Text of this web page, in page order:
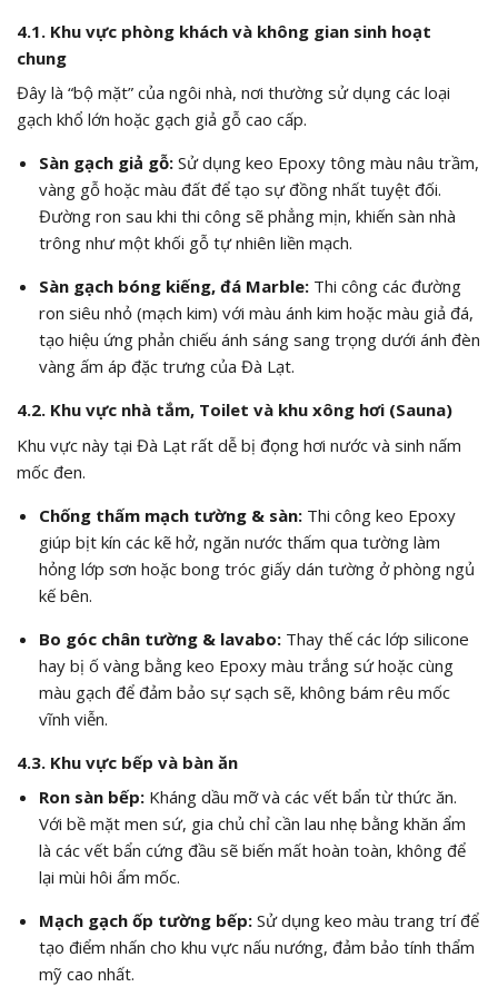
4.1. Khu vực phòng khách và không gian sinh hoạt
chung
Đây là “bộ mặt” của ngôi nhà, nơi thường sử dụng các loại
gạch khổ lớn hoặc gạch giả gỗ cao cấp.
Sàn gạch giả gỗ:Sử dụng keo Epoxy tông màu nâu trầm,
vàng gỗ hoặc màu đất để tạo sự đồng nhất tuyệt đối.
Đường ron sau khi thi công sẽ phẳng mịn, khiến sàn nhà
trông như một khối gỗ tự nhiên liền mạch.
Sàn gạch bóng kiếng, đá Marble:Thi công các đường
ron siêu nhỏ (mạch kim) với màu ánh kim hoặc màu giả đá,
tạo hiệu ứng phản chiếu ánh sáng sang trọng dưới ánh đèn
vàng ấm áp đặc trưng của Đà Lạt.
4.2. Khu vực nhà tắm, Toilet và khu xông hơi (Sauna)
Khu vực này tại Đà Lạt rất dễ bị đọng hơi nước và sinh nấm
mốc đen.
Chống thấm mạch tường & sàn:Thi công keo Epoxy
giúp bịt kín các kẽ hở, ngăn nước thấm qua tường làm
hỏng lớp sơn hoặc bong tróc giấy dán tường ở phòng ngủ
kế bên.
Bo góc chân tường & lavabo:Thay thế các lớp silicone
hay bị ố vàng bằng keo Epoxy màu trắng sứ hoặc cùng
màu gạch để đảm bảo sự sạch sẽ, không bám rêu mốc
vĩnh viễn.
4.3. Khu vực bếp và bàn ăn
Ron sàn bếp:Kháng dầu mỡ và các vết bẩn từ thức ăn.
Với bề mặt men sứ, gia chủ chỉ cần lau nhẹ bằng khăn ẩm
là các vết bẩn cứng đầu sẽ biến mất hoàn toàn, không để
lại mùi hôi ẩm mốc.
Mạch gạch ốp tường bếp:Sử dụng keo màu trang trí để
tạo điểm nhấn cho khu vực nấu nướng, đảm bảo tính thẩm
mỹ cao nhất.